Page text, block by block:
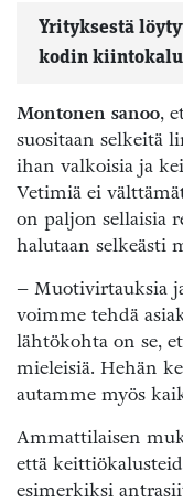
Yrityksestä
kodin
Montonen sanoo,
suositaan selkeitä
ihan valkoisia ja
Vetimiä ei
on paljon sellaisia
halutaan selkeästi
– Muotivirtauksia
voimme tehdä
lähtökohta on se,
mieleisiä. Hehän
autamme myös
Ammattilaisen
että
esimerkiksi